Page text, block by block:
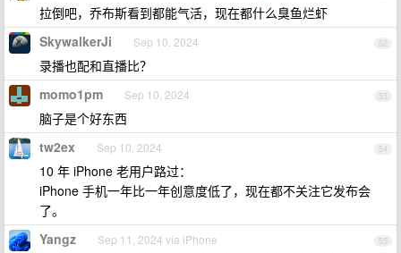
拉倒吧，乔布斯看到都能气活，现在都什么臭鱼烂虾
52
SkywalkerJi Sep 10, 2024
录播也配和直播比？
53
momo1pm Sep 10, 2024
脑子是个好东西
54
tw2ex Sep 10, 2024
10 年 iPhone 老用户路过：
iPhone 手机一年比一年创意度低了，现在都不关注它发布会
了。
55
Yangz Sep 11, 2024 via iPhone